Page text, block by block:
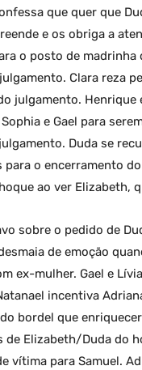
que quer que
e os obriga a
o posto de
Clara reza
julgamento. Henrique
e Gael para
Duda se
o encerramento
ao ver Elizabeth,
sobre o pedido de
de emoção
ex-mulher. Gael e
incentiva
bordel que
de Elizabeth/Duda do
vítima para Samuel.